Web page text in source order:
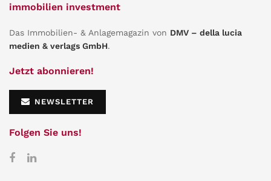
immobilien investment
Das Immobilien- & Anlagemagazin von DMV – della lucia
medien & verlags GmbH.
Jetzt abonnieren!
NEWSLETTER
Folgen Sie uns!